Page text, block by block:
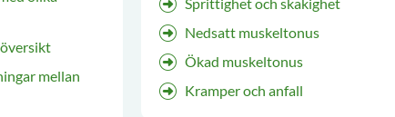
mellan
Nedsatt muskeltonus
Ökad muskeltonus
Kramper och anfall